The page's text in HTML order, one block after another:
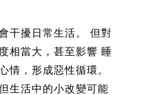
干擾日常生活。 但對
相當大，甚至影響 睡
情，形成惡性循環。
生活中的小改變可能